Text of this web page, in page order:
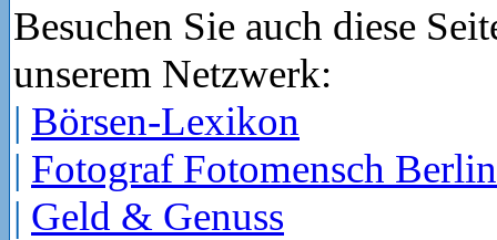
Besuchen Sie auch diese
unserem Netzwerk:
| Börsen-Lexikon
| Fotograf Fotomensch Berlin
| Geld & Genuss